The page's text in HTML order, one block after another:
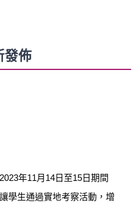
發佈
年11月14日至15日期間
學生通過實地考察活動，增